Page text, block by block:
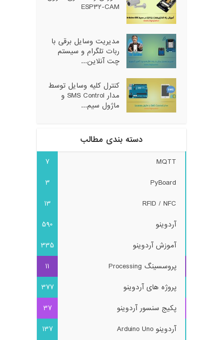
ESP32-CAM
مدیریت وسایل برقی با
ربات تلگرام و سیستم
چت آنلاین...
کنترل کلیه وسایل توسط
مدار SMS Control و
ماژول سیم...
دسته بندی مطالب
MQTT
7
PyBoard
3
RFID / NFC
13
آردوینو
590
آموزش آردوینو
335
پروسسینگ Processing
11
پروژه های آردوینو
377
پکیج سنسور آردوینو
37
آردوینو Arduino Uno
137